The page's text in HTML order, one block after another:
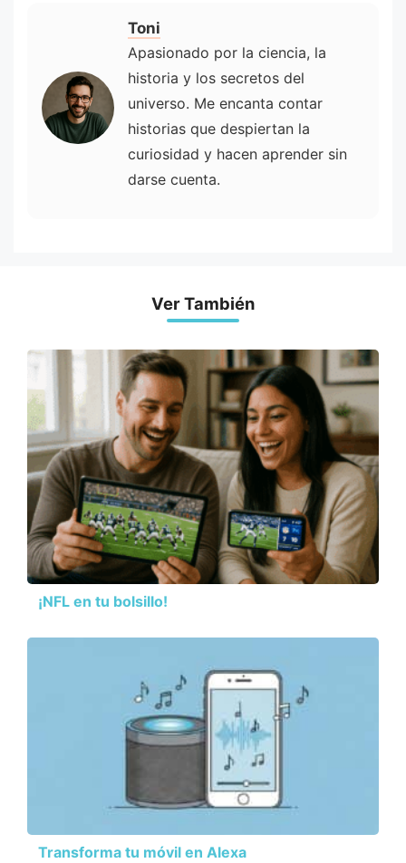
Toni
Apasionado por la ciencia, la
historia y los secretos del
universo. Me encanta contar
historias que despiertan la
curiosidad y hacen aprender sin
darse cuenta.
Ver También
¡NFL en tu bolsillo!
Transforma tu móvil en Alexa